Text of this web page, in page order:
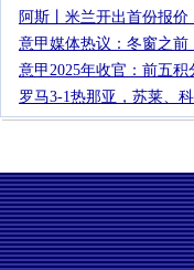
阿斯丨米兰开出首份报价
意甲媒体热议：冬窗之前
意甲2025年收官：前五
罗马3-1热那亚，苏莱、